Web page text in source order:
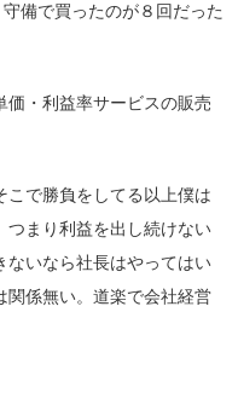
備で買ったのが８回だった
価・利益率サービスの販売
こで勝負をしてる以上僕は
つまり利益を出し続けない
ないなら社長はやってはい
関係無い。道楽で会社経営